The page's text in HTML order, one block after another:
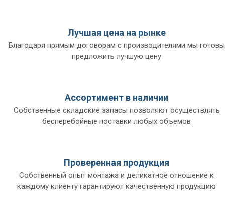
Лучшая цена на рынке
Благодаря прямым договорам с производителями мы готовы
предложить лучшую цену
Ассортимент в наличии
Собственные складские запасы позволяют осуществлять
бесперебойные поставки любых объемов
Проверенная продукция
Собственный опыт монтажа и деликатное отношение к
каждому клиенту гарантируют качественную продукцию